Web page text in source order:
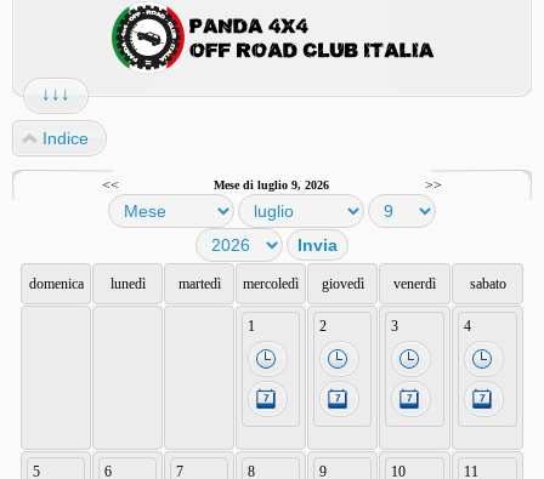
↓↓↓
Indice
<< Mese di luglio 9, 2026 >>
domenica lunedì martedì mercoledì giovedì venerdì sabato
1 2 3 4
5 6 7 8 9 10 11